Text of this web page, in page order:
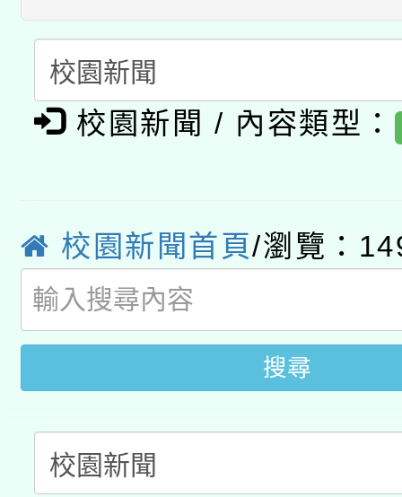
礎課程
A3數位素養講師名單
「數位內容與教學軟體
pilot」
有關大陸委員會函釋公
用水績優單位及節水達
動」
桃園市孔廟祈福系列
開 智慧啟航」
2026年桃園地景藝術
校園新聞 / 內容類型：
校園新聞首頁/瀏覽：
搜尋